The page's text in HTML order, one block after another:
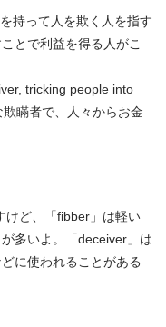
持って人を欺く人を指す
とで利益を得る人がこ
tricking people into
瞞者で、人々からお金
けど、「fibber」は軽い
多いよ。「deceiver」は
に使われることがある